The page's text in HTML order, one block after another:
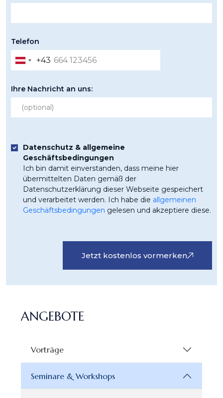
Telefon
Austria
+43
+43
Ihre Nachricht an uns:
Datenschutz & allgemeine
Geschäftsbedingungen
Ich bin damit einverstanden, dass meine hier
übermittelten Daten gemäß der
Datenschutzerklärung dieser Webseite gespeichert
und verarbeitet werden. Ich habe die allgemeinen
Geschäftsbedingungen gelesen und akzeptiere diese.
Jetzt kostenlos vormerken
ANGEBOTE
Vorträge
Seminare & Workshops